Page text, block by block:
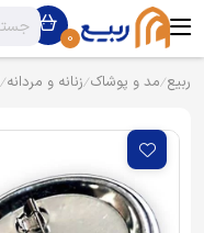
0
ربیع مد و پوشاک زنانه و مردانه